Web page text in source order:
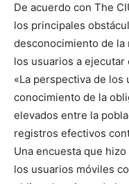
De acuerdo con The
los principales
desconocimiento de la
los usuarios a ejecutar
«La perspectiva de los
conocimiento de la
elevados entre la
registros efectivos
Una encuesta que
los usuarios móviles